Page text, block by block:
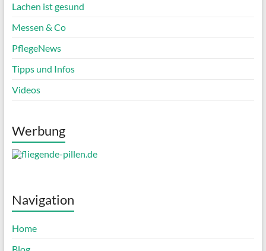
Lachen ist gesund
Messen & Co
PflegeNews
Tipps und Infos
Videos
Werbung
Navigation
Home